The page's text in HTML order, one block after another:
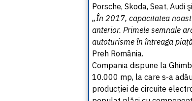
Porsche, Skoda, Seat, Audi
„În 2017, capacitatea
anterior. Primele semnale
autoturisme în întreaga
Preh România.
Compania dispune la
10.000 mp, la care s-a
producţiei de circuite